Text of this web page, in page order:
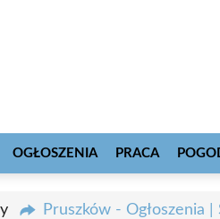
OGŁOSZENIA PRACA
Pruszków - Ogłoszenia